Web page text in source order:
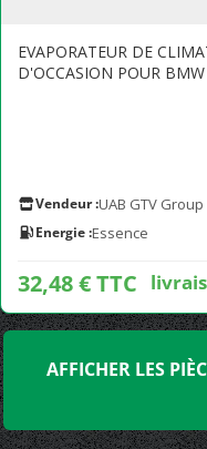
EVAPORATEUR DE
D'OCCASION POUR BMW
Vendeur :UAB GTV Group
Energie :Essence
32,48 € TTC
AFFICHER LES